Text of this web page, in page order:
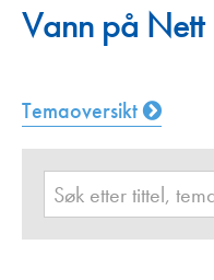
Vann på Nett
Temaoversikt